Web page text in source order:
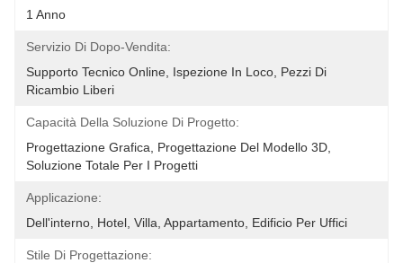
1 Anno
Servizio Di Dopo-Vendita:
Supporto Tecnico Online, Ispezione In Loco, Pezzi Di
Ricambio Liberi
Capacità Della Soluzione Di Progetto:
Progettazione Grafica, Progettazione Del Modello 3D,
Soluzione Totale Per I Progetti
Applicazione:
Dell'interno, Hotel, Villa, Appartamento, Edificio Per Uffici
Stile Di Progettazione: